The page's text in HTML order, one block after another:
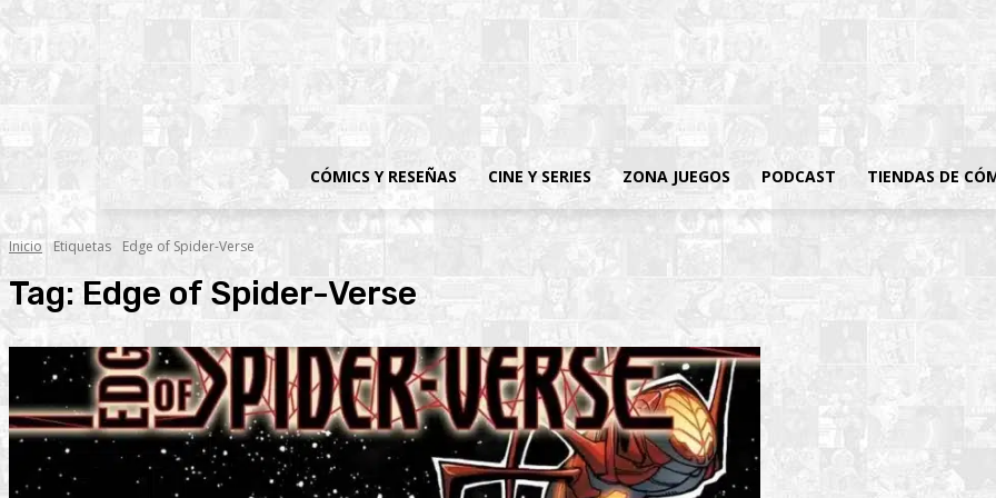
CÓMICS Y RESEÑAS CINE Y SERIES ZONA JUEGOS PODCAST TIENDAS DE
Inicio Etiquetas Edge of Spider-Verse
Tag: Edge of Spider-Verse